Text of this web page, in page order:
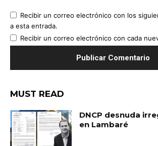
Recibir un correo electrónico con los
a esta entrada.
Recibir un correo electrónico con cada
MUST READ
DNCP desnuda
en Lambaré